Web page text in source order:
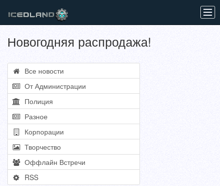
Новогодняя распродажа!
Все новости
От Администрации
Полиция
Разное
Корпорации
Творчество
Оффлайн Встречи
RSS